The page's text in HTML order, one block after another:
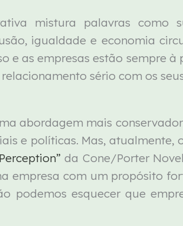
mistura palavras como
igualdade e economia
e as empresas estão sempre
sério com os
abordagem mais
e políticas. Mas,
da Cone/Porter
empresa com um propósito
podemos esquecer que